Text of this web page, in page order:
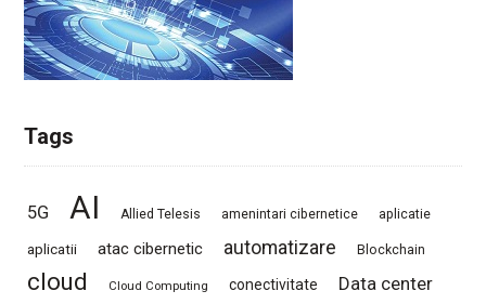
Tags
5G AI Allied Telesis amenintari cibernetice aplicatie
aplicatii atac cibernetic automatizare Blockchain
cloud Cloud Computing conectivitate Data center